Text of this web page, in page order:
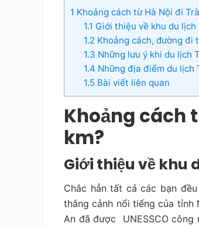
1 Khoảng cách từ Hà Nội đi
1.1 Giới thiệu về khu du lịch
1.2 Khoảng cách, đường đi
1.3 Những lưu ý khi du lịch
1.4 Những địa điểm du lịch
1.5Bài viết liên quan
Khoảng cách
km?
Giới thiệu về khu
Chắc hẳn tất cả các bạn
thắng cảnh nổi tiếng của tỉnh
An đã được UNESSCO công